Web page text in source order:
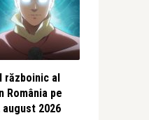
războinic al
România pe
2026